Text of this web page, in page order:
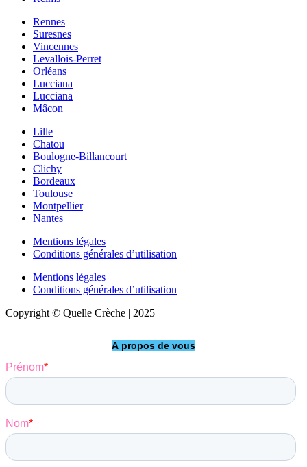
Rennes
Suresnes
Vincennes
Levallois-Perret
Orléans
Lucciana
Lucciana
Mâcon
Lille
Chatou
Boulogne-Billancourt
Clichy
Bordeaux
Toulouse
Montpellier
Nantes
Mentions légales
Conditions générales d’utilisation
Mentions légales
Conditions générales d’utilisation
Copyright © Quelle Crèche | 2025